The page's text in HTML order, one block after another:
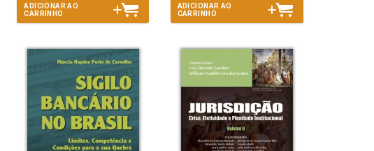
ADICIONAR AO
CARRINHO
ADICIONAR AO
CARRINHO